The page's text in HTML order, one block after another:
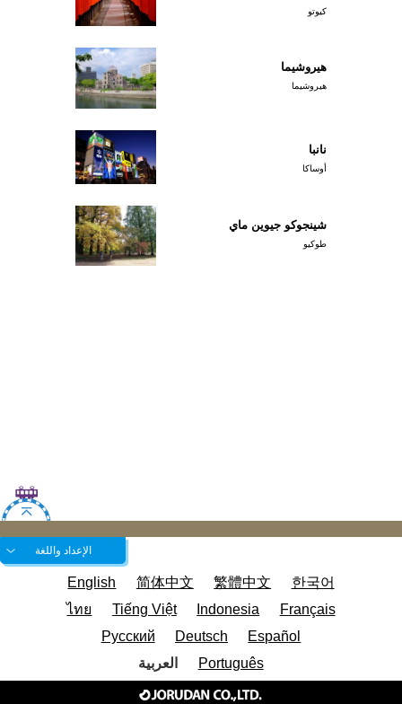
كيوتو
هيروشيما
هيروشيما
نانبا
أوساكا
شينجوكو جيوين ماي
طوكيو
الإعداد واللغة
English 简体中文 繁體中文
한국어
ไทย
Tiếng Việt Indonesia
Français
Русский
Deutsch
Español
Português
العربية